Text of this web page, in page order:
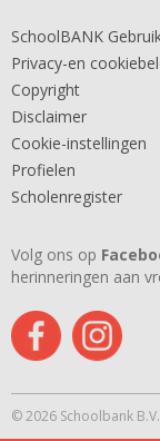
SchoolBANK
Privacy-en
Copyright
Disclaimer
Cookie-instellingen
Profielen
Scholenregister
Volg ons op
herinneringen aan
© 2026 Schoolbank